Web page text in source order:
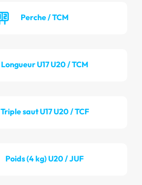
Perche / TCM
Longueur U17 U20 / TCM
Triple saut U17 U20 / TCF
Poids (4 kg) U20 / JUF